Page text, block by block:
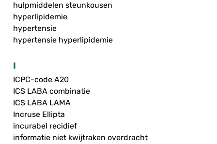
hulpmiddelen steunkousen
hyperlipidemie
hypertensie
hypertensie hyperlipidemie
I
ICPC-code A20
ICS LABA combinatie
ICS LABA LAMA
Incruse Ellipta
incurabel recidief
informatie niet kwijtraken overdracht